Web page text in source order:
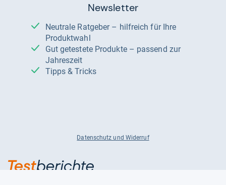
Newsletter
Neutrale Ratgeber – hilfreich für Ihre
Produktwahl
Gut getestete Produkte – passend zur
Jahreszeit
Tipps & Tricks
Datenschutz und Widerruf